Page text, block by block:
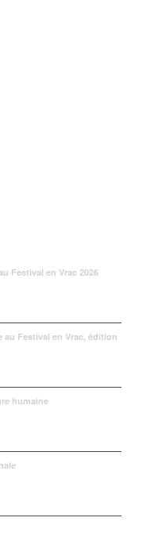
Festival en Vrac 2026
au Festival en Vrac, édition
humaine